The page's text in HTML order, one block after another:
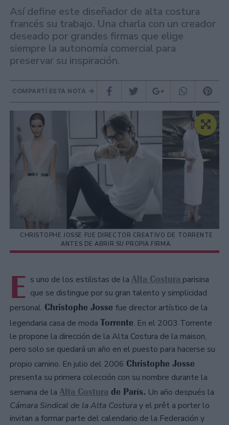
Así define este diseñador de alta costura
francés su trabajo. Una charla con un creador
deseado por grandes firmas que elige
siempre la autonomía comercial para
preservar su inspiración.
COMPARTÍ ESTA NOTA
CHRISTOPHE JOSSE FUE DIRECTOR CREATIVO DE TORRENTE
ANTES DE ABRIR SU PROPIA FIRMA.
E s uno de los estilistas de la Alta Costura parisina
que se distingue por su gran talento y simplicidad
personal. Christophe Josse fue director artístico de la
legendaria casa de moda Torrente. En el 2003 Torrente
le propone la dirección de la Alta Costura de la maison,
pero solo se quedará un año en el puesto para hacerse su
propio camino. En julio del 2006 Christophe Josse
presenta su primera colección con su nombre durante la
semana de la Alta Costura de París. Un año después la
Cámara Sindical de la Alta Costuray el prêt a porter lo
invitan a formar parte del calendario de la Federación y